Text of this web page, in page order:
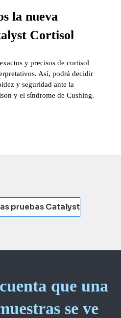
la nueva
Cortisol
y precisos de cortisol
Así, podrá decidir
y seguridad ante la
y el síndrome de Cushing.
pruebas Catalyst
que una
se ve